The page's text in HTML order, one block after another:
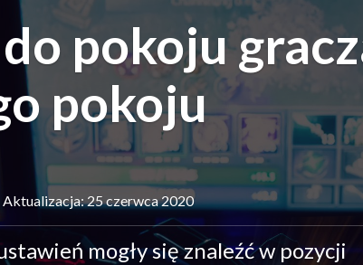
pokoju
pokoju
Aktualizacja: 25 czerwca 2020
mogły się znaleźć w pozycji